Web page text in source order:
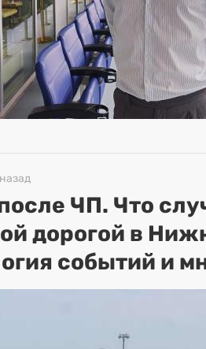
ЧП. Что
дорогой в
событий и